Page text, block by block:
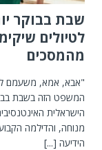
לטיולים
מהמסכים
"אבא, אמא, משעמם
המשפט הזה בשבת
הישראלית
מנוחה, והדילמה
הידיעה [...]